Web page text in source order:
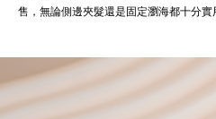
售，無論側邊夾髮還是固定瀏海都十分實